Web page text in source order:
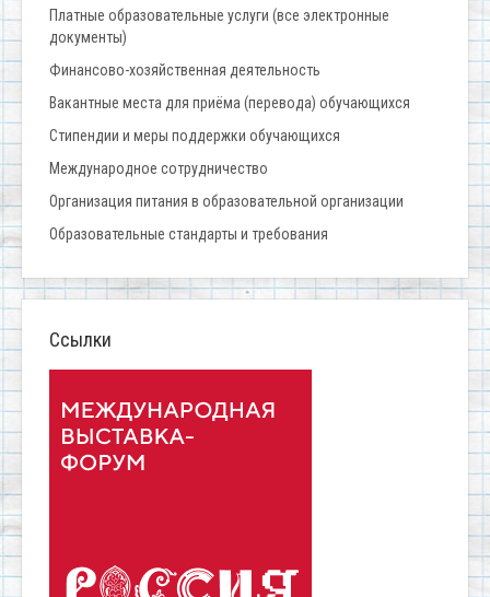
Платные образовательные услуги (все электронные
документы)
Финансово-хозяйственная деятельность
Вакантные места для приёма (перевода) обучающихся
Стипендии и меры поддержки обучающихся
Международное сотрудничество
Организация питания в образовательной организации
Образовательные стандарты и требования
Ссылки